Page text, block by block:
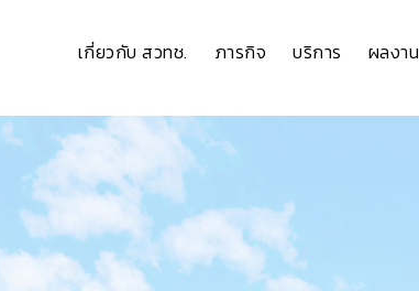
เกี่ยวกับ สวทช. ภารกิจ บริการ ผลงาน